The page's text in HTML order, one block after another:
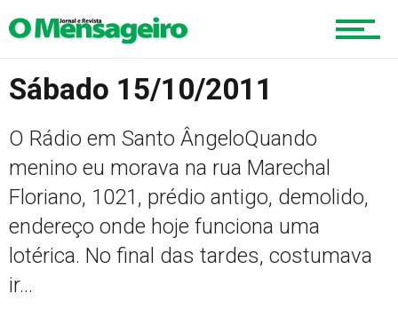
Educação
Região
Esportes
Cultura
Sábado 15/10/2011
O Rádio em Santo ÂngeloQuando
menino eu morava na rua Marechal
Floriano, 1021, prédio antigo, demolido,
endereço onde hoje funciona uma
lotérica. No final das tardes, costumava
ir...